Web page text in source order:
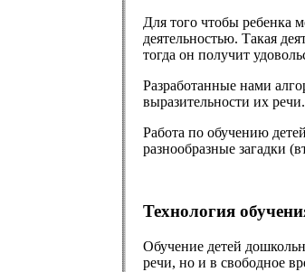
Для того чтобы ребенка
деятельностью. Такая
тогда он получит
Разработанные нами
выразительности их речи.
Работа по обучению
разнообразные загадки
Технология
Обучение детей
речи, но и в свободное